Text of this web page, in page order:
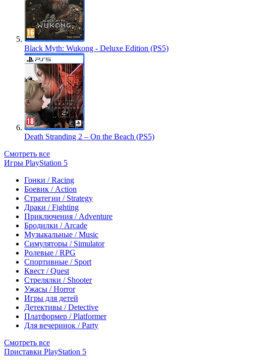
Black Myth: Wukong - Deluxe Edition (PS5)
Death Stranding 2 – On the Beach (PS5)
Смотреть все
Игры PlayStation 5
Гонки / Racing
Боевик / Action
Стратегии / Strategy
Драки / Fighting
Приключения / Adventure
Бродилки / Arcade
Музыкальные / Music
Симуляторы / Simulator
Ролевые / RPG
Спортивные / Sport
Квест / Quest
Стрелялки / Shooter
Ужасы / Horror
Игры для детей
Детективы / Detective
Платформер / Platformer
Для вечеринок / Party
Смотреть все
Приставки PlayStation 5